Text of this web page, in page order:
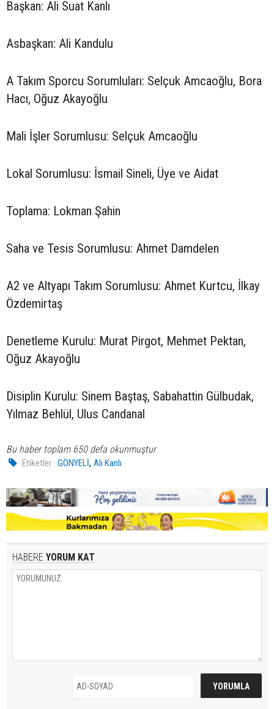
Başkan: Ali Suat Kanlı
Asbaşkan: Ali Kandulu
A Takım Sporcu Sorumluları: Selçuk Amcaoğlu, Bora
Hacı, Oğuz Akayoğlu
Mali İşler Sorumlusu: Selçuk Amcaoğlu
Lokal Sorumlusu: İsmail Sineli, Üye ve Aidat
Toplama: Lokman Şahin
Saha ve Tesis Sorumlusu: Ahmet Damdelen
A2 ve Altyapı Takım Sorumlusu: Ahmet Kurtcu, İlkay
Özdemirtaş
Denetleme Kurulu: Murat Pirgot, Mehmet Pektan,
Oğuz Akayoğlu
Disiplin Kurulu: Sinem Baştaş, Sabahattin Gülbudak,
Yılmaz Behlül, Ulus Candanal
Bu haber toplam 650 defa okunmuştur
Etiketler : GÖNYELİ,Ali Kanlı
HABERE YORUM KAT